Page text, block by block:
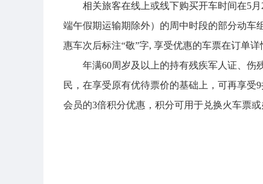
相关旅客在线上或线下购买开车时间在5月
端午假期运输期除外）的周中时段的部分动车
惠车次后标注“敬”字, 享受优惠的车票在订单
年满60周岁及以上的持有残疾军人证、伤
民，在享受原有优待票价的基础上，可再享受
会员的3倍积分优惠，积分可用于兑换火车票或